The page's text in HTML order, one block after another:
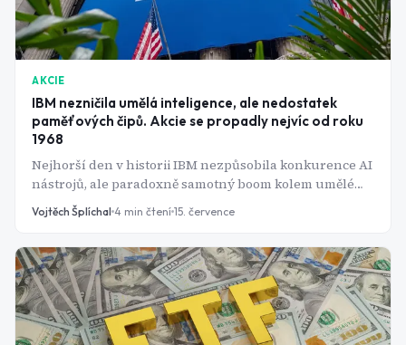
AKCIE
IBM nezničila umělá inteligence, ale nedostatek
paměťových čipů. Akcie se propadly nejvíc od roku
1968
Nejhorší den v historii IBM nezpůsobila konkurence AI
nástrojů, ale paradoxně samotný boom kolem umělé
inteligence - a to nepřímo, přes ceny čipů.
Vojtěch Šplíchal 4 min čtení 15. července